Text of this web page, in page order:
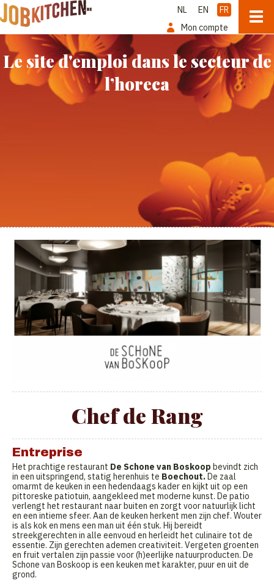
NL EN
FR
Mon compte
Le site d'emploi dans le secteur de
l’horeca
Chef de Rang
Entreprise
Het prachtige restaurant De Schone van Boskoop bevindt zich
in een uitspringend, statig herenhuis te Boechout.De zaal
omarmt de keuken in een hedendaags kader en kijkt uit op een
pittoreske patiotuin, aangekleed met moderne kunst. De patio
verlengt het restaurant naar buiten en zorgt voor natuurlijk licht
en een intieme sfeer. Aan de keuken herkent men zijn chef. Wouter
is als kok en mens een man uit één stuk. Hij bereidt
streekgerechten in alle eenvoud en herleidt het culinaire tot de
essentie. Zijn gerechten ademen creativiteit. Vergeten groenten
en fruit vertalen zijn passie voor (h)eerlijke natuurproducten. De
Schone van Boskoop is een keuken met karakter, puur en uit de
grond.